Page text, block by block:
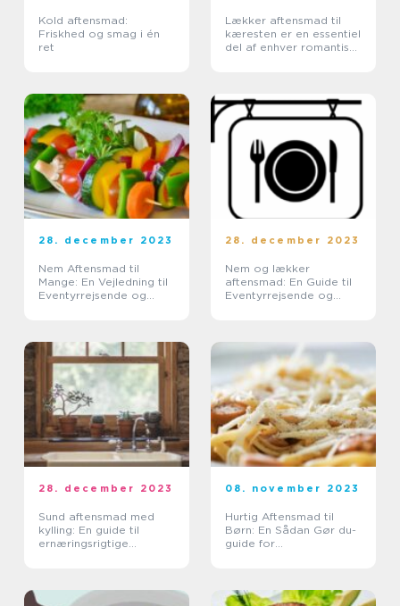
Kold aftensmad:
Friskhed og smag i én
ret
Lækker aftensmad til
kæresten er en essentiel
del af enhver romantisk
28. december 2023
Nem Aftensmad til
Mange: En Vejledning til
Eventyrrejsende og
28. december 2023
Nem og lækker
aftensmad: En Guide til
Eventyrrejsende og
28. december 2023
Sund aftensmad med
kylling: En guide til
ernæringsrigtige
08. november 2023
Hurtig Aftensmad til
Børn: En Sådan Gør du-
guide for